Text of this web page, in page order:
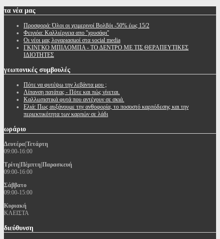
τα νέα μας
Προσφορά: Όλοι οι χειμερινοί Βολβόι -50% έως 15/2
Φειγιόα: Καλλιέργεια απο ''χρυσάφι''
Oι νέοι μας λογαριασμοί στα social media
ΓΚΙΝΓΚΟ ΜΠΙΛΟΜΠΑ - ΤΟ ΔΕΝΤΡΟ ΜΕ ΤΙΣ ΘΕΡΑΠΕΥΤΙΚΕΣ
ΙΔΙΟΤΗΤΕΣ
γεωπονικές συμβουλές
Πότε να φυτέψω την λεβάντα μου ;
Λίπανση πατάτας - Πότε και πώς γίνεται.
Καλλωπιστικά φυτά που αντέχουν σε σκιά.
Ελιά: Πως αυξάνουμε την ανθοφορία, το ποσοστό καρπόδεσης και την
περιεκτικότητα των καρπών σε λάδι
ωράριο
Δευτέρα|Τετάρτη
09:00-16:00
Τρίτη|Πέμπτη|Παρασκευή
09:00-16:00
Σάββατο
09:00-15:00
Κυριακή
ΚΛΕΙΣΤΑ
διεύθυνση